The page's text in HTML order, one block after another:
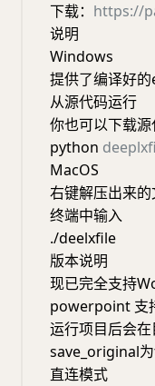
下载： https://
说明
Windows
提供了编译好
从源代码运行
你也可以下载
python
MacOS
右键解压出来的
终端中输入
./deelxfile
版本说明
现已完全支持
powerpoint 支
运行项目后会
save_original
直连模式